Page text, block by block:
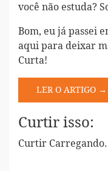
você não estuda?
Bom, eu já passei
aqui para deixar
Curta!
LER O ARTIGO →
Curtir isso:
Curtir